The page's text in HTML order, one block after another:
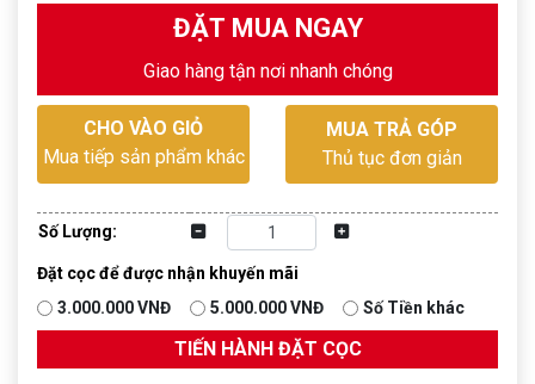
ĐẶT MUA NGAY
Giao hàng tận nơi nhanh chóng
CHO VÀO GIỎ
Mua tiếp sản phẩm khác
MUA TRẢ GÓP
Thủ tục đơn giản
Số Lượng:
Đặt cọc để được nhận khuyến mãi
3.000.000 VNĐ
5.000.000 VNĐ Số Tiền khác
TIẾN HÀNH ĐẶT CỌC